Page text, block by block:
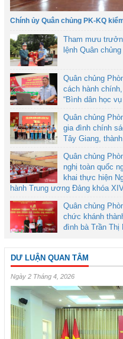
Chính ủy Quân chủng PK-KQ
Tham mưu
lệnh Quân
Quân chủng
cách hành
“Bình dân học vụ
Quân chủng
gia đình chính
Tây Giang,
Quân chủng
nghị toàn quốc
khai thực hiện
hành Trung ương Đảng khóa
Quân chủng
chức khánh
đình bà Trần Thị
DƯ LUẬN QUAN TÂM
Ngày 2 Tháng 4, 2026